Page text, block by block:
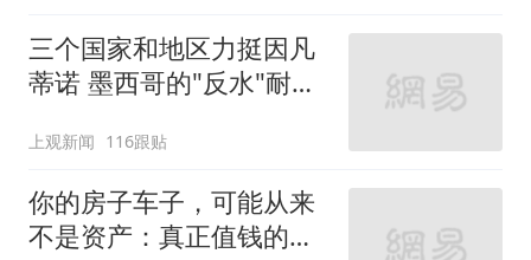
三个国家和地区力挺因凡
蒂诺 墨西哥的"反水"耐人
上观新闻 116跟贴
你的房子车子，可能从来
不是资产：真正值钱的，